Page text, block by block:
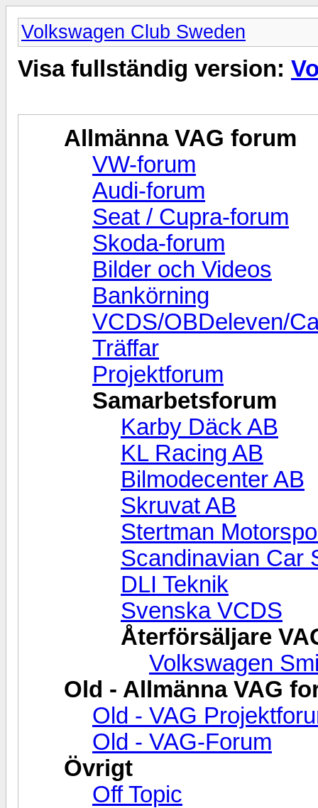
Volkswagen Club Sweden
Visa fullständig version:
Allmänna VAG forum
VW-forum
Audi-forum
Seat / Cupra-forum
Skoda-forum
Bilder och Videos
Bankörning
VCDS/OBDeleven/
Träffar
Projektforum
Samarbetsforum
Karby Däck AB
KL Racing AB
Bilmodecenter AB
Skruvat AB
Stertman
Scandinavian Car
DLI Teknik
Svenska VCDS
Återförsäljare
Volkswagen
Old - Allmänna VAG
Old - VAG
Old - VAG-Forum
Övrigt
Off Topic